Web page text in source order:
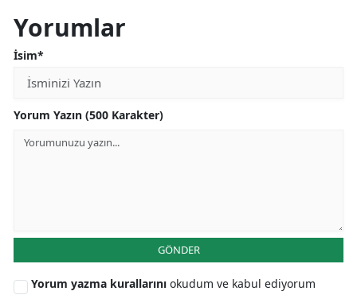
Yorumlar
İsim*
Yorum Yazın (500 Karakter)
GÖNDER
Yorum yazma kurallarını okudum ve kabul ediyorum